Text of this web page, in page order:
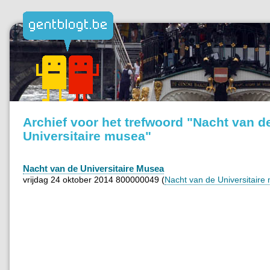
Archief voor het trefwoord "Nacht van
Universitaire musea"
Nacht van de Universitaire Musea
vrijdag 24 oktober 2014 800000049 (Nacht van de Universitaire